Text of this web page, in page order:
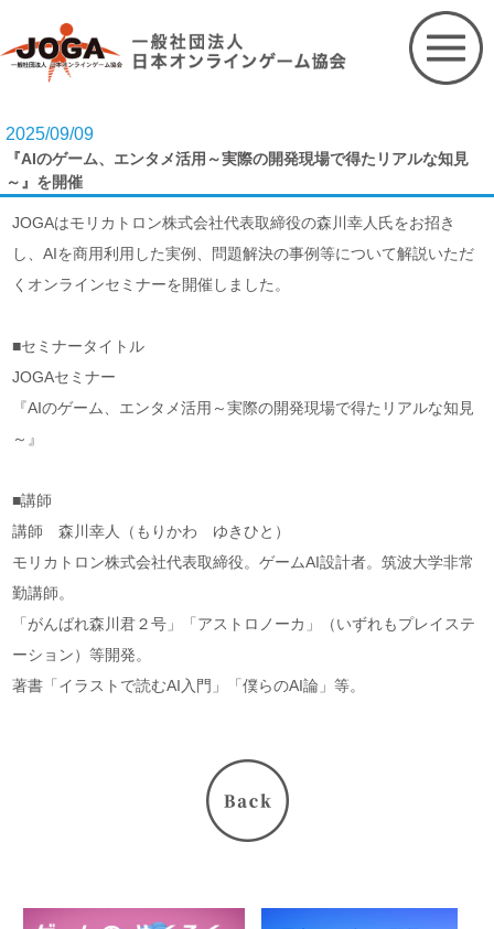
content
2025/09/09
『AIのゲーム、エンタメ活用～実際の開発現場で得たリアルな知見
～』を開催
JOGAはモリカトロン株式会社代表取締役の森川幸人氏をお招き
し、AIを商用利用した実例、問題解決の事例等について解説いただ
くオンラインセミナーを開催しました。
■セミナータイトル
JOGAセミナー
『AIのゲーム、エンタメ活用～実際の開発現場で得たリアルな知見
～』
■講師
講師 森川幸人（もりかわ ゆきひと）
モリカトロン株式会社代表取締役。ゲームAI設計者。筑波大学非常
勤講師。
「がんばれ森川君２号」「アストロノーカ」（いずれもプレイステ
ーション）等開発。
著書「イラストで読むAI入門」「僕らのAI論」等。